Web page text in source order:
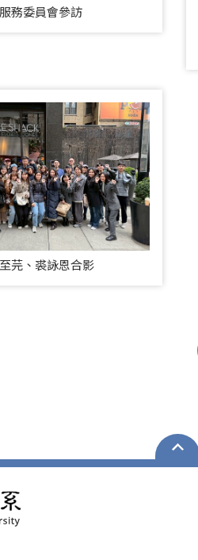
務委員會參訪
芫、裘詠恩合影